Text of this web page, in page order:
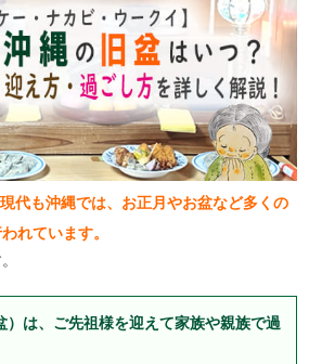
代も沖縄では、お正月やお盆など多くの
れています。
）は、ご先祖様を迎えて家族や親族で過